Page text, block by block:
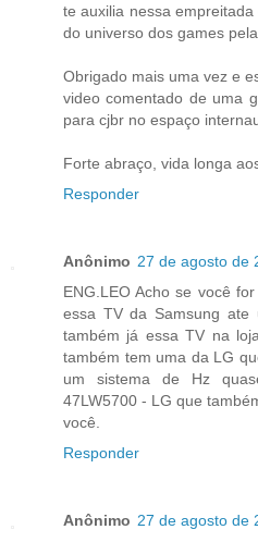
te auxilia nessa
do universo dos games
Obrigado mais uma vez e
video comentado de uma
para cjbr no espaço
Forte abraço, vida longa
Responder
Anônimo 27 de agosto de
ENG.LEO Acho se você
essa TV da Samsung ate
também já essa TV na
também tem uma da LG
um sistema de Hz
47LW5700 - LG que
você.
Responder
Anônimo 27 de agosto de